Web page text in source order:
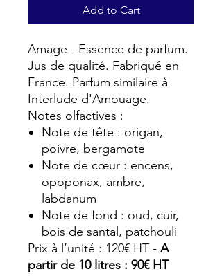
Add to Cart
Amage - Essence de parfum.
Jus de qualité. Fabriqué en
France. Parfum similaire à
Interlude d'Amouage.
Notes olfactives :
Note de tête : origan,
poivre, bergamote
Note de cœur : encens,
opoponax, ambre,
labdanum
Note de fond : oud, cuir,
bois de santal, patchouli
Prix à l’unité : 120€ HT - A
partir de 10 litres : 90€ HT